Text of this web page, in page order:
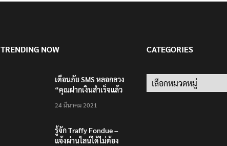
TRENDING NOW
เตือนภัย SMS หลอกลวง
“คุณฝากเงินสำเร็จแล้ว
200,000 บาท”
24 มีนาคม 2021
รู้จัก Traffy Fondue –
แจ้งผ่านไลน์ได้ไม่ต้อง
CATEGORIES
Categories